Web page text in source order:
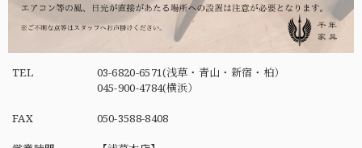
TEL
03-6820-6571(浅草・青山・新宿・柏）
045-900-4784(横浜）
FAX 050-3588-8408